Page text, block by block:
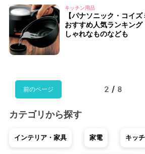
キッチン用品
【パナソニック・コイ
おすすめ人気ランキン
しゃれなものなども
2/8
前のページ
カテゴリから探す
インテリア・家具 家電 キッ